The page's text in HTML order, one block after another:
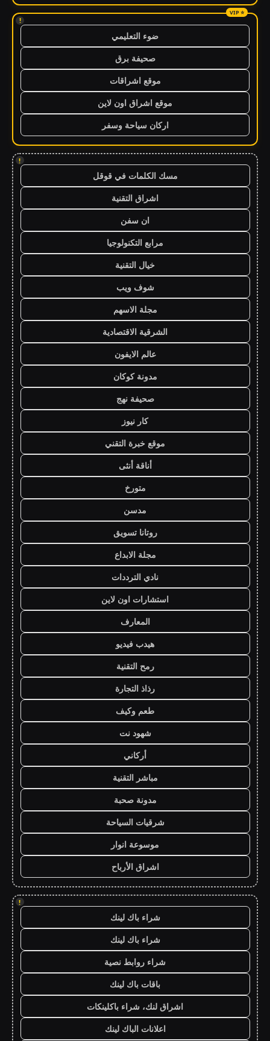
!
ضوء التعليمي
صحيفة برق
موقع اشراقات
موقع اشراق اون لاين
اركان سياحة وسفر
!
مسك الكلمات في قوقل
اشراق التقنية
ان سفن
مرابع التكنولوجيا
خيال التقنية
شوف ويب
مجلة الاسهم
الشرقية الاقتصادية
عالم الايفون
مدونة كوكان
صحيفة نهج
كار نيوز
موقع خبرة التقني
أناقة أنثى
متورخ
مدسن
روتانا تسويق
مجلة الابداع
نادي الترددات
استشارات اون لاين
المعارف
هيدب فيديو
رمح التقنية
رذاذ التجارة
طعم وكيف
شهود نت
أركاني
مباشر التقنية
مدونة صحبة
شرقيات السياحة
موسوعة انوار
اشراق الأرباح
!
شراء باك لينك
شراء باك لينك
شراء روابط نصية
باقات باك لينك
اشراق لنك، شراء باكلينكات
اعلانات الباك لينك